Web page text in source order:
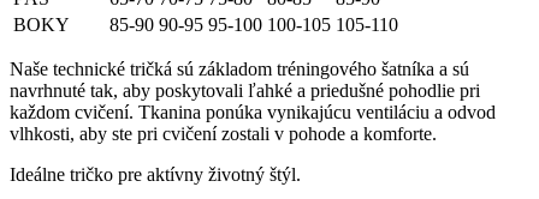
BOKY
85-90 90-95 95-100 100-105 105-110
Naše technické tričká sú základom tréningového šatníka a sú
navrhnuté tak, aby poskytovali ľahké a priedušné pohodlie pri
každom cvičení. Tkanina ponúka vynikajúcu ventiláciu a odvod
vlhkosti, aby ste pri cvičení zostali v pohode a komforte.
Ideálne tričko pre aktívny životný štýl.